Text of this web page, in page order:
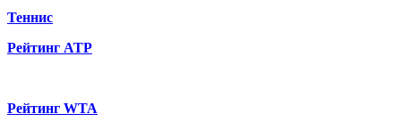
Теннис
Рейтинг ATP
Рейтинг WTA